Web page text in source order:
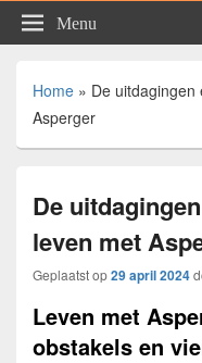
Menu
Home » De
Asperger
De
leven met
Geplaatst op29 april 2024
Leven met
obstakels en